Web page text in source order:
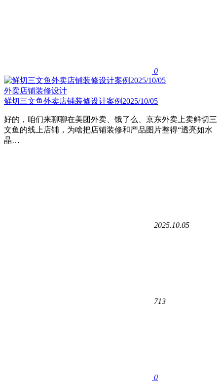
0
外卖店铺装修设计
鲜切三文鱼外卖店铺装修设计案例2025/10/05
好的，咱们来聊聊在美团外卖、饿了么、京东外卖上卖鲜切三
文鱼的线上店铺，为啥把店铺装修和产品图片整得“透亮如水
晶…
2025.10.05
713
0